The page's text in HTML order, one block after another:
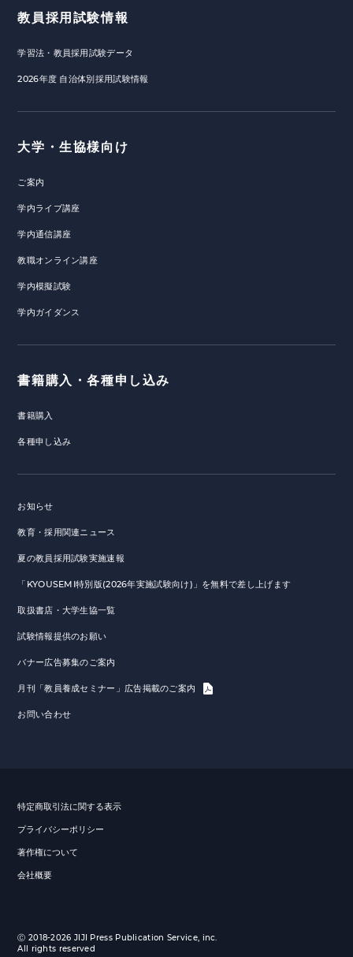
教員採用試験情報
学習法・教員採用試験データ
2026年度 自治体別採用試験情報
大学・生協様向け
ご案内
学内ライブ講座
学内通信講座
教職オンライン講座
学内模擬試験
学内ガイダンス
書籍購入・各種申し込み
書籍購入
各種申し込み
お知らせ
教育・採用関連ニュース
夏の教員採用試験実施速報
「KYOUSEMI特別版(2026年実施試験向け)」を無料で差し上げます
取扱書店・大学生協一覧
試験情報提供のお願い
バナー広告募集のご案内
月刊「教員養成セミナー」広告掲載のご案内
お問い合わせ
特定商取引法に関する表示
プライバシーポリシー
著作権について
会社概要
Ⓒ 2018-2026 JIJI Press Publication Service, inc.
All rights reserved